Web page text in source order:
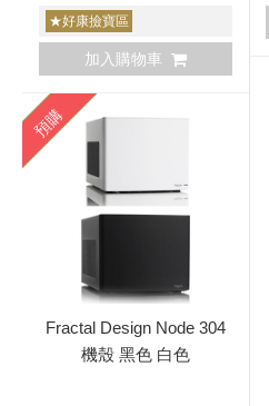
★好康撿寶區
加入購物車
預購
Fractal Design Node 304
機殼 黑色 白色